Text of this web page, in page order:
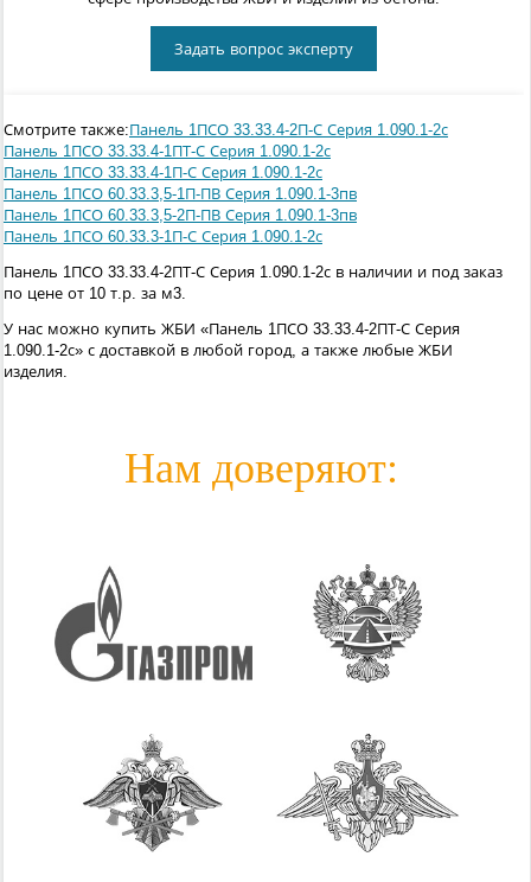
Задать вопрос эксперту
Смотрите также:Панель 1ПСО 33.33.4-2П-С Серия 1.090.1-2с
Панель 1ПСО 33.33.4-1ПТ-С Серия 1.090.1-2с
Панель 1ПСО 33.33.4-1П-С Серия 1.090.1-2с
Панель 1ПСО 60.33.3,5-1П-ПВ Серия 1.090.1-3пв
Панель 1ПСО 60.33.3,5-2П-ПВ Серия 1.090.1-3пв
Панель 1ПСО 60.33.3-1П-С Серия 1.090.1-2с
Панель 1ПСО 33.33.4-2ПТ-С Серия 1.090.1-2с в наличии и под заказ
по цене от 10 т.р. за м3.
У нас можно купить ЖБИ «Панель 1ПСО 33.33.4-2ПТ-С Серия
1.090.1-2с» с доставкой в любой город, а также любые ЖБИ
изделия.
Нам доверяют: